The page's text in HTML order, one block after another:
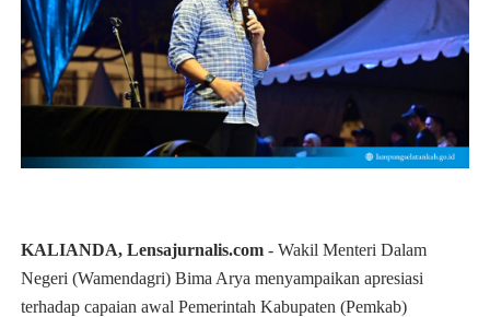
KALIANDA, Lensajurnalis.com- Wakil Menteri Dalam
Negeri (Wamendagri) Bima Arya menyampaikan apresiasi
terhadap capaian awal Pemerintah Kabupaten (Pemkab)